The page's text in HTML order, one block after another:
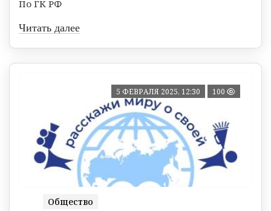
По ГК РФ
Читать далее
5 ФЕВРАЛЯ 2025, 12:30 100
Общество